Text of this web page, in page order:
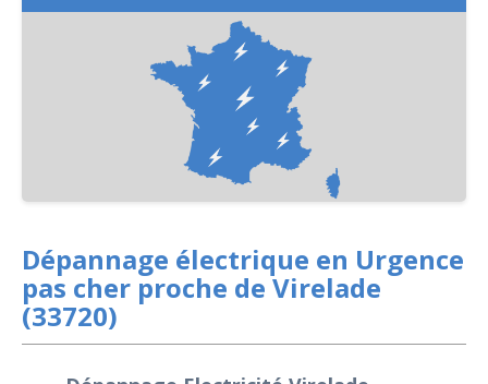
Dépannage électrique en Urgence
pas cher proche de Virelade
(33720)